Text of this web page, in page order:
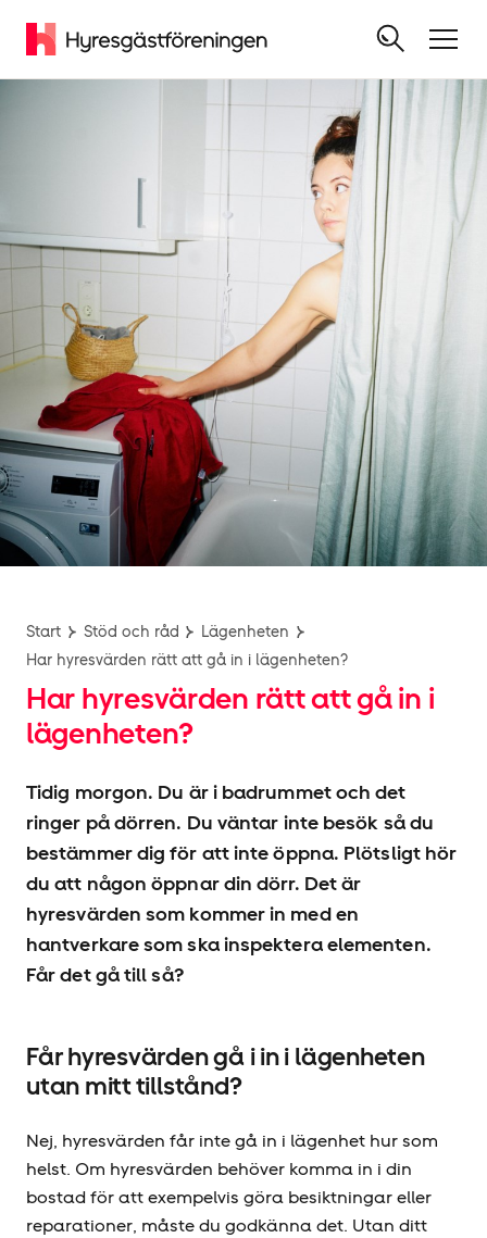
Start Stöd och råd
Lägenheten
Har hyresvärden rätt att gå in i lägenheten?
Har hyresvärden rätt att gå in i
lägenheten?
Tidig morgon. Du är i badrummet och det
ringer på dörren. Du väntar inte besök så du
bestämmer dig för att inte öppna. Plötsligt hör
du att någon öppnar din dörr. Det är
hyresvärden som kommer in med en
hantverkare som ska inspektera elementen.
Får det gå till så?
Får hyresvärden gå i in i lägenheten
utan mitt tillstånd?
Nej, hyresvärden får inte gå in i lägenhet hur som
helst. Om hyresvärden behöver komma in i din
bostad för att exempelvis göra besiktningar eller
reparationer, måste du godkänna det. Utan ditt